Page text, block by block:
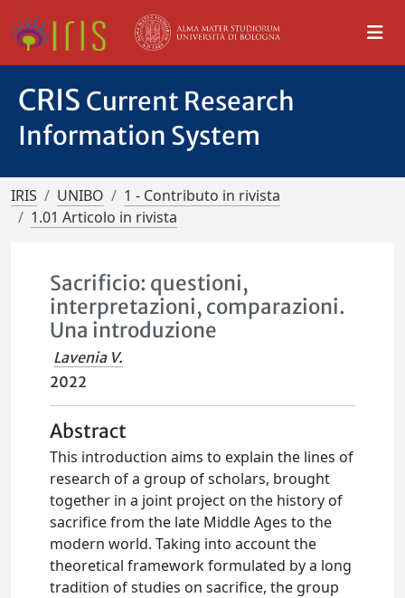
CRIS Current Research
Information System
IRIS UNIBO
1 - Contributo in rivista
1.01 Articolo in rivista
Sacrificio: questioni,
interpretazioni, comparazioni.
Una introduzione
Lavenia V.
2022
Abstract
This introduction aims to explain the lines of
research of a group of scholars, brought
together in a joint project on the history of
sacrifice from the late Middle Ages to the
modern world. Taking into account the
theoretical framework formulated by a long
tradition of studies on sacrifice, the group